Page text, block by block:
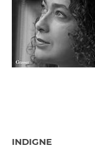
INDIGNE